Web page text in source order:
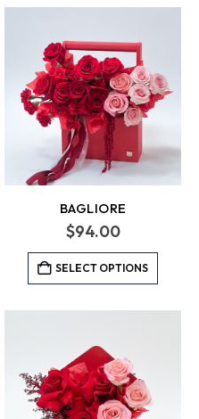
BAGLIORE
$94.00
SELECT OPTIONS